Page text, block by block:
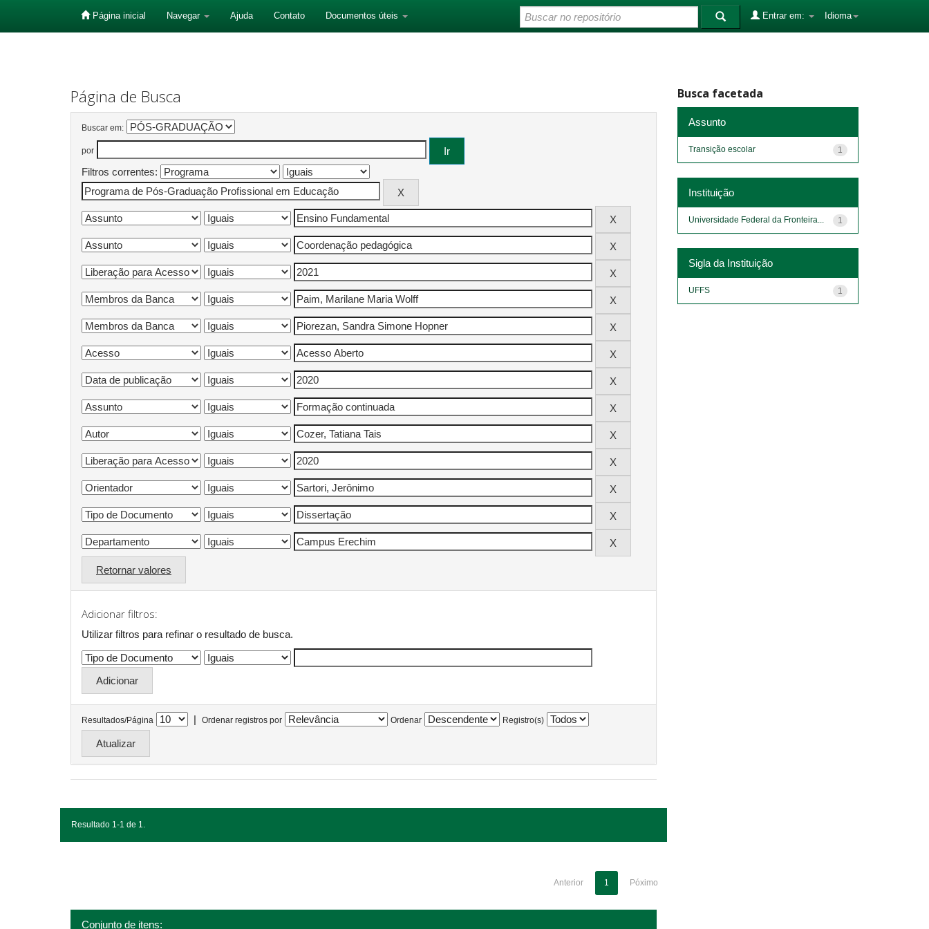
Página inicial Navegar Ajuda Contato Documentos úteis Idioma
Entrar em:
Página de Busca
Buscar em:
por
Filtros correntes:
Retornar valores
Adicionar filtros:
Utilizar filtros para refinar o resultado de busca.
Resultados/Página | Ordenar registros por Ordenar Registro(s)
Resultado 1-1 de 1.
Anterior 1 Póximo
Conjunto de itens:
Busca facetada
Assunto
1
Transição escolar
Instituição
1
Universidade Federal da Fronteira...
Sigla da Instituição
1
UFFS